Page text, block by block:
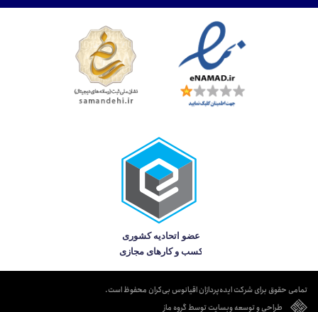
تمامی حقوق برای شرکت ایده‌پردازان اقیانوس بی‌کران محفوظ است.
طراحی و توسعه وبسایت توسط گروه ماز